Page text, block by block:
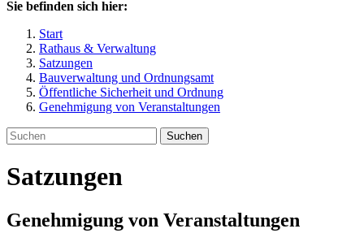
Sie befinden sich hier:
Start
Rathaus & Verwaltung
Satzungen
Bauverwaltung und Ordnungsamt
Öffentliche Sicherheit und Ordnung
Genehmigung von Veranstaltungen
Suchen
Satzungen
Genehmigung von Veranstaltungen